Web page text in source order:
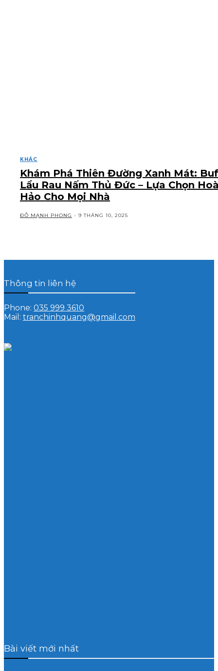
KHÁC
Khám Phá Thiên Đường Xanh Mát:
Lẩu Rau Nấm Thủ Đức – Lựa Chọn
Hảo Cho Mọi Nhà
ĐỖ MẠNH PHONG - 9 THÁNG 10, 2025
Bài viết mới nhất
Thông tin liên hệ
Phone: 035 999 3610
Mail: tranchinhquang@gmail.com